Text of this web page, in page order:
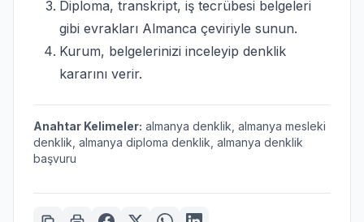
Diploma, transkript, iş tecrübesi belgeleri
gibi evrakları Almanca çeviriyle sunun.
Kurum, belgelerinizi inceleyip denklik
kararını verir.
Anahtar Kelimeler: almanya denklik, almanya mesleki
denklik, almanya diploma denklik, almanya denklik
başvuru